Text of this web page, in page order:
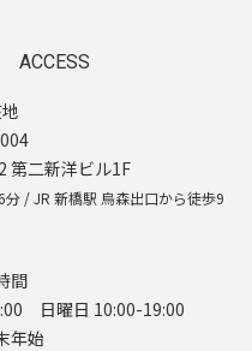
ACCESS
第二新洋ビル1F
/ JR 新橋駅 烏森出口から徒歩9
間
日曜日 10:00-19:00
年始